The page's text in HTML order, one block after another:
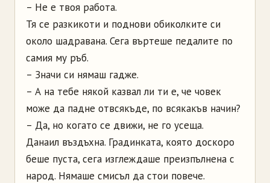
– Не е твоя работа.
Тя се разкикоти и поднови обиколките си
около шадравана. Сега въртеше педалите по
самия му ръб.
– Значи си нямаш гадже.
– А на тебе някой казвал ли ти е, че човек
може да падне отвсякъде, по всякакъв начин?
– Да, но когато се движи, не го усеща.
Данаил въздъхна. Градинката, която доскоро
беше пуста, сега изглеждаше преизпълнена с
народ. Нямаше смисъл да стои повече.